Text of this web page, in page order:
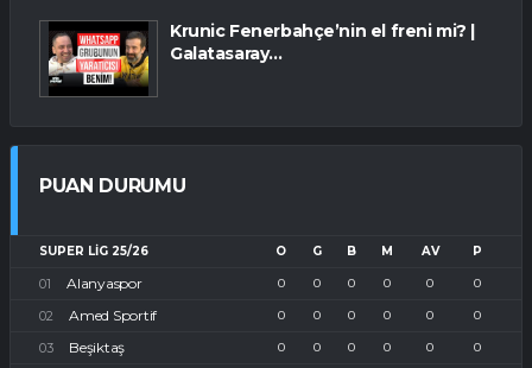
Krunic Fenerbahçe’nin el freni mi? |
Galatasaray...
PUAN DURUMU
SUPER LIG 25/26 O G B M AV P
Alanyaspor 0 0 0 0 0 0
Amed Sportif 0 0 0 0 0 0
Beşiktaş 0 0 0 0 0 0